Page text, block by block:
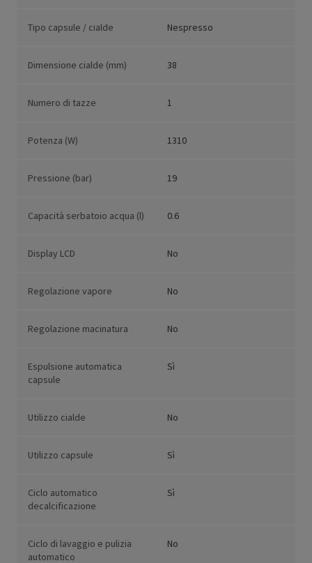
Tipo capsule / cialde Nespresso
Dimensione cialde (mm) 38
Numero di tazze 1
Potenza (W) 1310
Pressione (bar) 19
Capacità serbatoio acqua (l) 0.6
Display LCD No
Regolazione vapore No
Regolazione macinatura No
Espulsione automatica
capsule
Sì
Utilizzo cialde No
Utilizzo capsule Sì
Ciclo automatico
decalcificazione
Sì
Ciclo di lavaggio e pulizia
automatico
No